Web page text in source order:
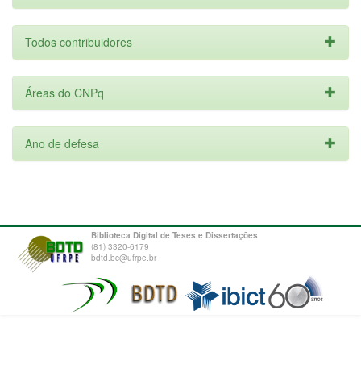
Todos contribuidores
Áreas do CNPq
Ano de defesa
Biblioteca Digital de Teses e Dissertações
(81) 3320-6179
bdtd.bc@ufrpe.br